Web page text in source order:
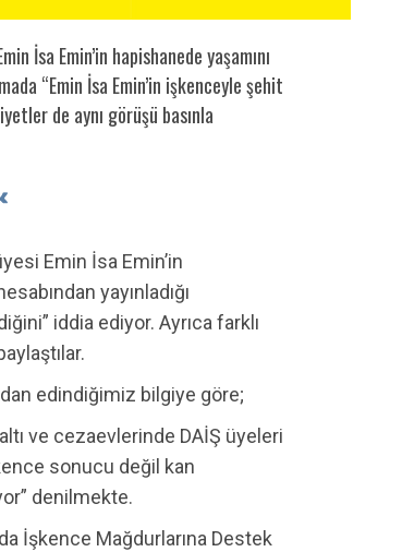
İsa Emin’in hapishanede yaşamını
“Emin İsa Emin’in işkenceyle şehit
de aynı görüşü basınla
Emin İsa Emin’in
yayınladığı
iddia ediyor. Ayrıca farklı
edindiğimiz bilgiye göre;
ve cezaevlerinde DAİŞ üyeleri
sonucu değil kan
denilmekte.
İşkence Mağdurlarına Destek